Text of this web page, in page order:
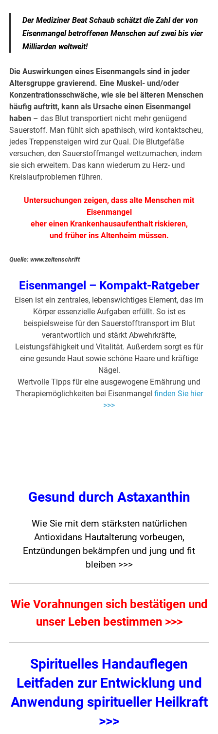
Der Mediziner Beat Schaub schätzt die Zahl der von
Eisenmangel betroffenen Menschen auf zwei bis vier
Milliarden weltweit!
Die Auswirkungen eines Eisenmangels sind in jeder
Altersgruppe gravierend. Eine Muskel- und/oder
Konzentrationsschwäche, wie sie bei älteren Menschen
häufig auftritt, kann als Ursache einen Eisenmangel
haben – das Blut transportiert nicht mehr genügend
Sauerstoff. Man fühlt sich apathisch, wird kontaktscheu,
jedes Treppensteigen wird zur Qual. Die Blutgefäße
versuchen, den Sauerstoffmangel wettzumachen, indem
sie sich erweitern. Das kann wiederum zu Herz- und
Kreislaufproblemen führen.
Untersuchungen zeigen, dass alte Menschen mit
Eisenmangel
eher einen Krankenhausaufenthalt riskieren,
und früher ins Altenheim müssen.
Quelle: www.zeitenschrift
Eisenmangel – Kompakt-Ratgeber
Eisen ist ein zentrales, lebenswichtiges Element, das im
Körper essenzielle Aufgaben erfüllt. So ist es
beispielsweise für den Sauerstofftransport im Blut
verantwortlich und stärkt Abwehrkräfte,
Leistungsfähigkeit und Vitalität. Außerdem sorgt es für
eine gesunde Haut sowie schöne Haare und kräftige
Nägel.
Wertvolle Tipps für eine ausgewogene Ernährung und
Therapiemöglichkeiten bei Eisenmangel finden Sie hier
>>>
Gesund durch Astaxanthin
Wie Sie mit dem stärksten natürlichen
Antioxidans Hautalterung vorbeugen,
Entzündungen bekämpfen und jung und fit
bleiben >>>
Wie Vorahnungen sich bestätigen und
unser Leben bestimmen >>>
Spirituelles Handauflegen
Leitfaden zur Entwicklung und
Anwendung spiritueller Heilkraft
>>>